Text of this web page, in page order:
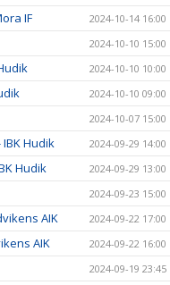
IF 2024-10-14 16:00
2024-10-10 15:00
2024-10-10 10:00
2024-10-10 09:00
2024-10-07 15:00
Hudik 2024-09-29 14:00
Hudik 2024-09-29 13:00
2024-09-23 15:00
AIK 2024-09-22 17:00
AIK 2024-09-22 16:00
2024-09-19 23:45